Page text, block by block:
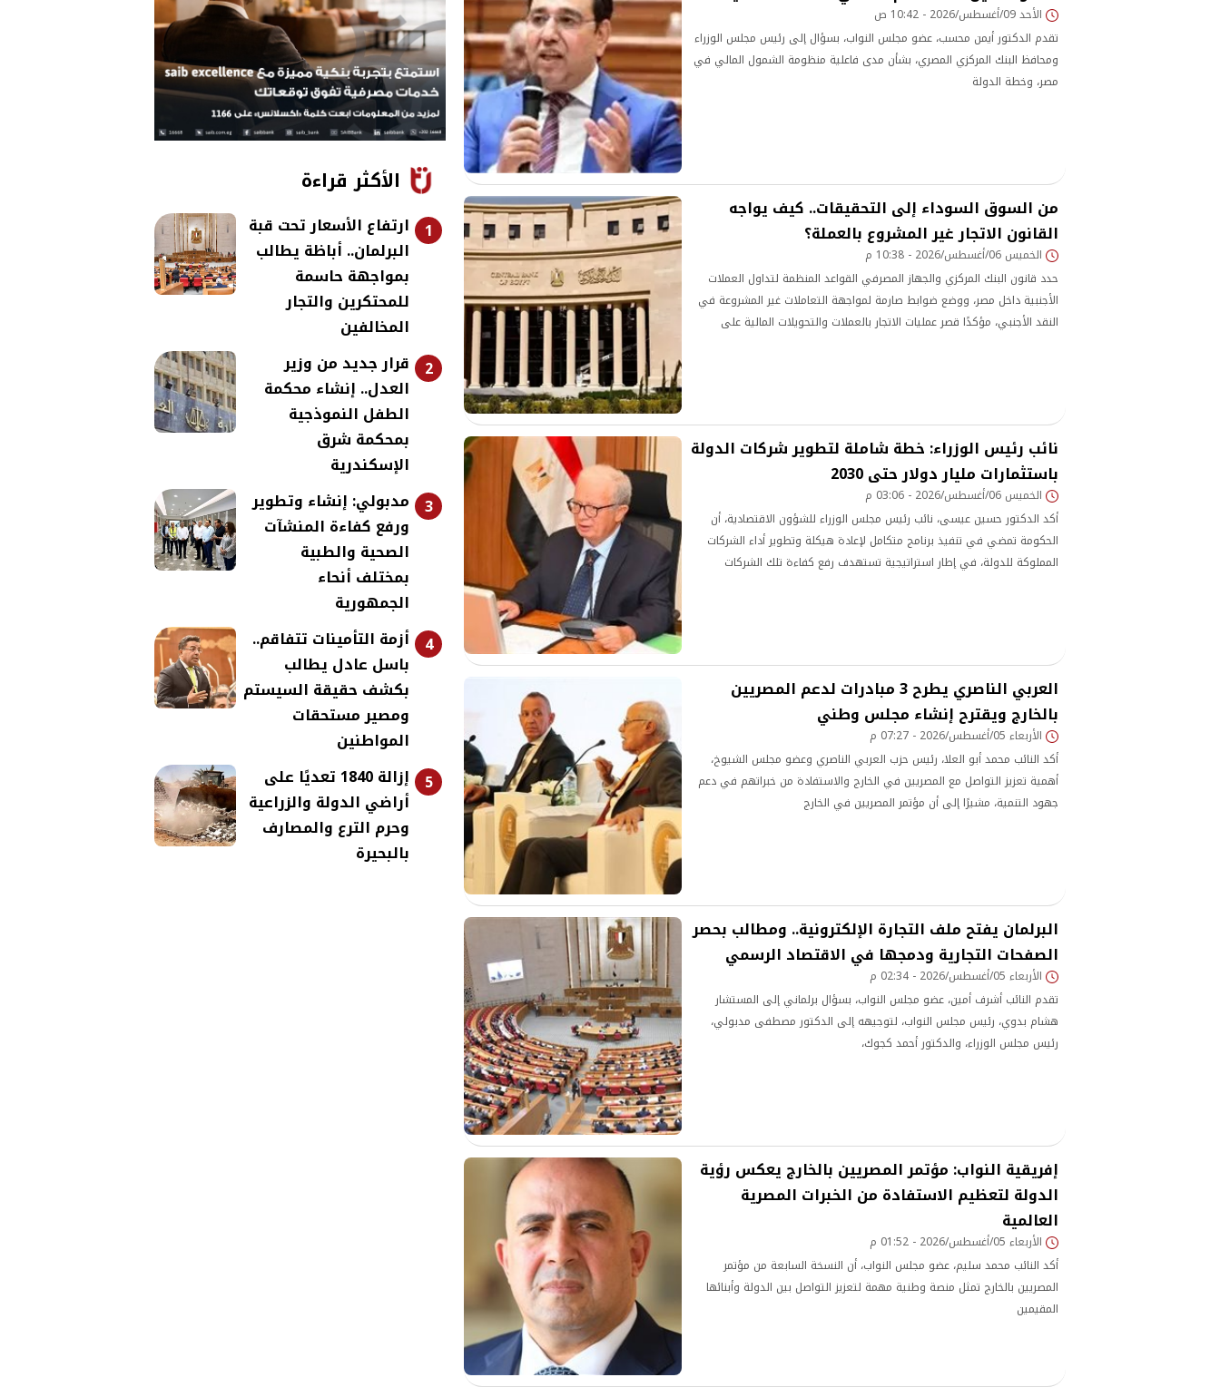
الأحد 09/أغسطس/2026 - 10:42 ص
تقدم الدكتور أيمن محسب، عضو مجلس النواب، بسؤال إلى رئيس مجلس الوزراء
ومحافظ البنك المركزي المصري، بشأن مدى فاعلية منظومة الشمول المالي في
مصر، وخطة الدولة
من السوق السوداء إلى التحقيقات.. كيف يواجه
القانون الاتجار غير المشروع بالعملة؟
الخميس 06/أغسطس/2026 - 10:38 م
حدد قانون البنك المركزي والجهاز المصرفي القواعد المنظمة لتداول العملات
الأجنبية داخل مصر، ووضع ضوابط صارمة لمواجهة التعاملات غير المشروعة في
النقد الأجنبي، مؤكدًا قصر عمليات الاتجار بالعملات والتحويلات المالية على
نائب رئيس الوزراء: خطة شاملة لتطوير شركات الدولة
باستثمارات مليار دولار حتى 2030
الخميس 06/أغسطس/2026 - 03:06 م
أكد الدكتور حسين عيسى، نائب رئيس مجلس الوزراء للشؤون الاقتصادية، أن
الحكومة تمضي في تنفيذ برنامج متكامل لإعادة هيكلة وتطوير أداء الشركات
المملوكة للدولة، في إطار استراتيجية تستهدف رفع كفاءة تلك الشركات
العربي الناصري يطرح 3 مبادرات لدعم المصريين
بالخارج ويقترح إنشاء مجلس وطني
الأربعاء 05/أغسطس/2026 - 07:27 م
أكد النائب محمد أبو العلا، رئيس حزب العربي الناصري وعضو مجلس الشيوخ،
أهمية تعزيز التواصل مع المصريين في الخارج والاستفادة من خبراتهم في دعم
جهود التنمية، مشيرًا إلى أن مؤتمر المصريين في الخارج
البرلمان يفتح ملف التجارة الإلكترونية.. ومطالب بحصر
الصفحات التجارية ودمجها في الاقتصاد الرسمي
الأربعاء 05/أغسطس/2026 - 02:34 م
تقدم النائب أشرف أمين، عضو مجلس النواب، بسؤال برلماني إلى المستشار
هشام بدوي، رئيس مجلس النواب، لتوجيهه إلى الدكتور مصطفى مدبولي،
رئيس مجلس الوزراء، والدكتور أحمد كجوك،
إفريقية النواب: مؤتمر المصريين بالخارج يعكس رؤية
الدولة لتعظيم الاستفادة من الخبرات المصرية
العالمية
الأربعاء 05/أغسطس/2026 - 01:52 م
أكد النائب محمد سليم، عضو مجلس النواب، أن النسخة السابعة من مؤتمر
المصريين بالخارج تمثل منصة وطنية مهمة لتعزيز التواصل بين الدولة وأبنائها
المقيمين
الأكثر قراءة
1
ارتفاع الأسعار تحت قبة
البرلمان.. أباظة يطالب
بمواجهة حاسمة
للمحتكرين والتجار
المخالفين
2
قرار جديد من وزير
العدل.. إنشاء محكمة
الطفل النموذجية
بمحكمة شرق
الإسكندرية
3 مدبولي: إنشاء وتطوير
ورفع كفاءة المنشآت
الصحية والطبية
بمختلف أنحاء
الجمهورية
4
أزمة التأمينات تتفاقم..
باسل عادل يطالب
بكشف حقيقة السيستم
ومصير مستحقات
المواطنين
5
إزالة 1840 تعديًا على
أراضي الدولة والزراعية
وحرم الترع والمصارف
بالبحيرة